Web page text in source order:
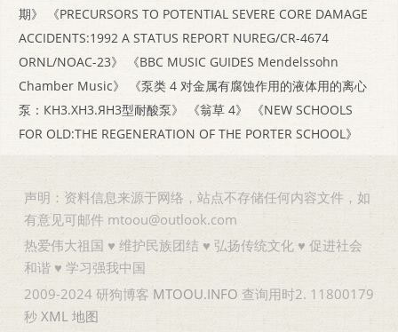
期》
《PRECURSORS TO POTENTIAL SEVERE CORE DAMAGE
ACCIDENTS:1992 A STATUS REPORT NUREG/CR-4674
ORNL/NOAC-23》
《BBC MUSIC GUIDES Mendelssohn
Chamber Music》
《泵类 4 对金属有腐蚀作用的液体用的离心
泵：КН3.ХН3.ЯН3型耐酸泵》
《翁草 4》
《NEW SCHOOLS
FOR OLD:THE REGENERATION OF THE PORTER SCHOOL》
声明：资料信息来源于网络，站点不存储任何内容文件，如
有意见可邮件 mtoou@outlook.com
热爱伟大祖国 ♥ 维护民族团结 ♥ 弘扬传统文化 ♥ 促进社会
和谐 ♥ 学习强我中国
2009-2024 研狗博客MTOOU.INFO 查询用时2. 11800179
秒 XML 地图